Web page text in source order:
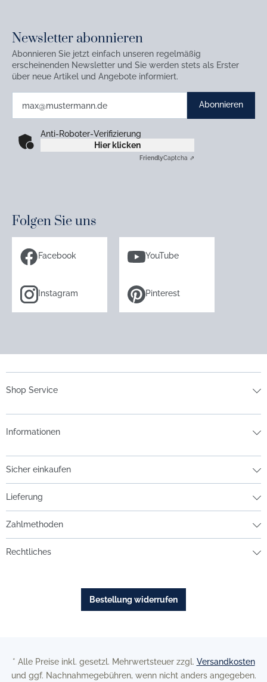
Newsletter abonnieren
Abonnieren Sie jetzt einfach unseren regelmäßig
erscheinenden Newsletter und Sie werden stets als Erster
über neue Artikel und Angebote informiert.
Abonnieren
Anti-Roboter-Verifizierung
Hier klicken
FriendlyCaptcha ⇗
Folgen Sie uns
Facebook YouTube
Instagram Pinterest
Shop Service
Informationen
Sicher einkaufen
Lieferung
Zahlmethoden
Rechtliches
Bestellung widerrufen
* Alle Preise inkl. gesetzl. Mehrwertsteuer zzgl. Versandkosten
und ggf. Nachnahmegebühren, wenn nicht anders angegeben.